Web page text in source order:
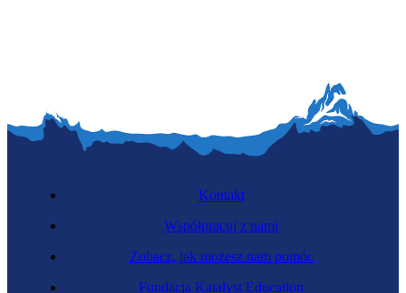
Kontakt
Współpracuj z nami
Zobacz, jak możesz nam pomóc
Fundacja Katalyst Education